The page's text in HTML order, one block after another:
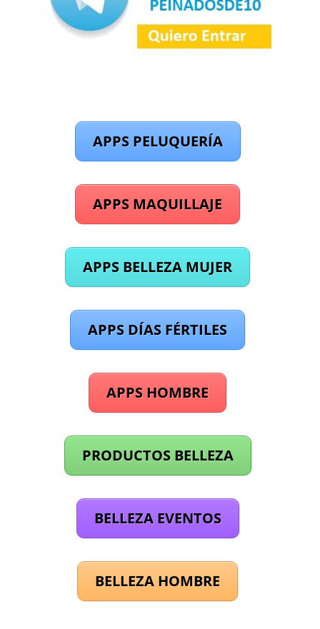
APPS PELUQUERÍA
APPS MAQUILLAJE
APPS BELLEZA MUJER
APPS DÍAS FÉRTILES
APPS HOMBRE
PRODUCTOS BELLEZA
BELLEZA EVENTOS
BELLEZA HOMBRE